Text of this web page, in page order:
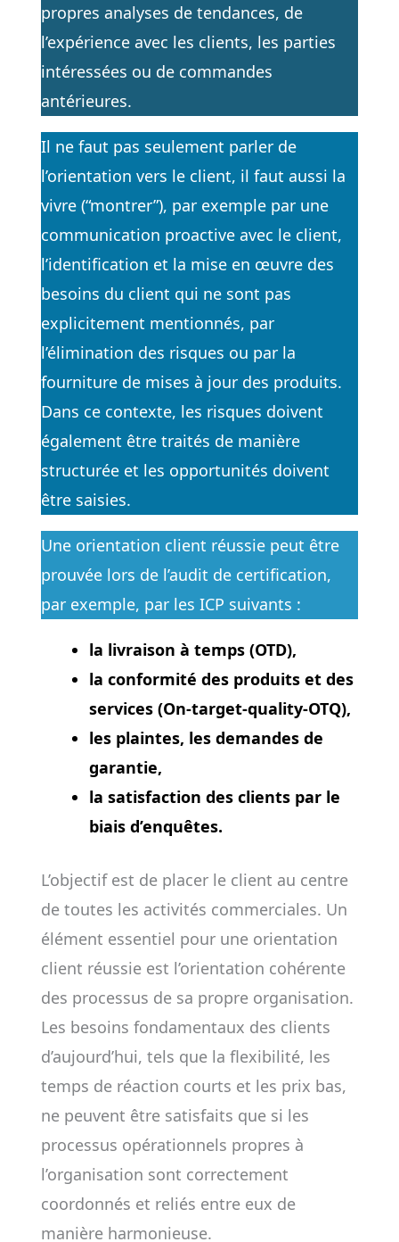
propres analyses de tendances, de
l’expérience avec les clients, les parties
intéressées ou de commandes
antérieures.
Il ne faut pas seulement parler de
l’orientation vers le client, il faut aussi la
vivre (“montrer”), par exemple par une
communication proactive avec le client,
l’identification et la mise en œuvre des
besoins du client qui ne sont pas
explicitement mentionnés, par
l’élimination des risques ou par la
fourniture de mises à jour des produits.
Dans ce contexte, les risques doivent
également être traités de manière
structurée et les opportunités doivent
être saisies.
Une orientation client réussie peut être
prouvée lors de l’audit de certification,
par exemple, par les ICP suivants :
la livraison à temps (OTD),
la conformité des produits et des
services (On-target-quality-OTQ),
les plaintes, les demandes de
garantie,
la satisfaction des clients par le
biais d’enquêtes.
L’objectif est de placer le client au centre
de toutes les activités commerciales. Un
élément essentiel pour une orientation
client réussie est l’orientation cohérente
des processus de sa propre organisation.
Les besoins fondamentaux des clients
d’aujourd’hui, tels que la flexibilité, les
temps de réaction courts et les prix bas,
ne peuvent être satisfaits que si les
processus opérationnels propres à
l’organisation sont correctement
coordonnés et reliés entre eux de
manière harmonieuse.